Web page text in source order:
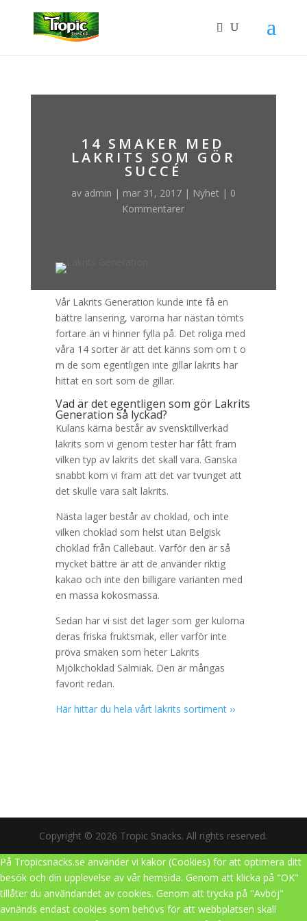
14 SMAKER MED
LAKRITS SOM GÖR
SUCCÉ
av admin | mar 31, 2017| Nyhet | 0
Kommentarer
Vår Lakrits Generation kunde inte få en
bättre lansering, varorna har nästan tömts
fortare än vi hinner fylla på. Det roliga med
våra 14 sorter är att det känns som om t o
m de som egentligen inte gillar lakrits har
hittat en sort som de gillar.
Vad är det egentligen som gör Lakrits
Generation så lyckad?
Kulans kärna består av svensktillverkad
lakrits som vi genom tester har fått fram
vilken typ av lakrits det skall vara. Ganska
snabbt kom vi fram att det var tvunget att
det skulle vara salt lakrits.
Nästa lager består av choklad, och inte
vilken choklad som helst utan Belgisk
choklad från Callebaut. Varför den är så
mycket bättre är att de använder riktig
kakao och inte den billigare varianten med
en massa kokosmassa.
Sedan har vi sist det lager som ger kulorna
deras friska fruktsmak, eller varför inte
pröva smaken som heter Lakrits
Mjölkchoklad Salmiak. Den är mångas
favorit redan.
Här hittar du hela vårt lakrits sortiment ››
Copyright © 2026 Tropic Snacks. All rights reserved.
På Tropicsnacks.se använder vi kakor (Cookies) för att optimera ditt
besök och din upplevelse av vår hemsida. Genom att klicka på "OK"
tillåter du användandet av cookies. Genom att trycka på "Avböj"
avnänds endast cookies som behövs för att webbplatsen skall